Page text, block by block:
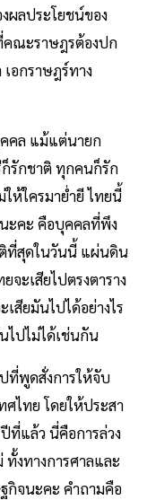
ผลประโยชน์ของ
คณะราษฎรต้องปก
อกราษฎร์ทาง
คล แม้แต่นายก
รักชาติ ทุกคนก็รัก
ห้ใครมาย่ำยี ไทยนี้
ะคะ คือบุคคลที่พึง
ติที่สุดในวันนี้ แผ่นดิน
จะเสียไปตรงตาราง
เสียมันไปได้อย่างไร
ไปไม่ได้เช่นกัน
ที่พูดสั่งการให้จับ
ไทย โดยให้ประสา
ที่แล้ว นี่คือการล่วง
ทั้งทางการศาลและ
ฐกิจนะคะ คําถามคือ